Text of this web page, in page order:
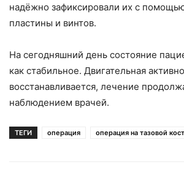
надёжно зафиксировали их с
пластины и винтов.
На сегодняшний день состояние
как стабильное. Двигательная
восстанавливается, лечение
наблюдением врачей.
ТЕГИ операция операция на тазовой